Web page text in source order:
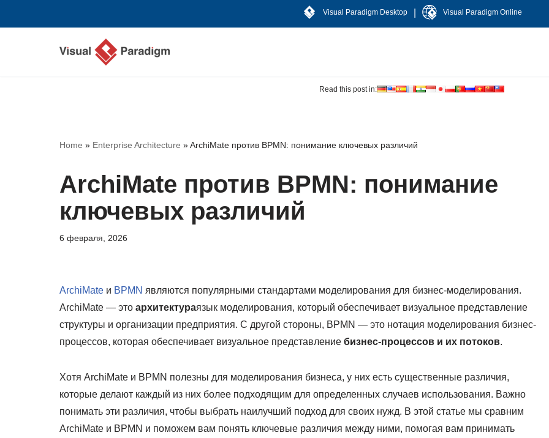
Visual Paradigm Desktop Visual Paradigm Online
Read this post in:
Home » Enterprise Architecture »ArchiMate против BPMN: понимание ключевых различий
ArchiMate против BPMN: понимание
ключевых различий
6 февраля, 2026
ArchiMate и BPMN являются популярными стандартами моделирования для бизнес-моделирования.
ArchiMate — это архитектураязык моделирования, который обеспечивает визуальное представление
структуры и организации предприятия. С другой стороны, BPMN — это нотация моделирования бизнес-
процессов, которая обеспечивает визуальное представление бизнес-процессов и их потоков.
Хотя ArchiMate и BPMN полезны для моделирования бизнеса, у них есть существенные различия,
которые делают каждый из них более подходящим для определенных случаев использования. Важно
понимать эти различия, чтобы выбрать наилучший подход для своих нужд. В этой статье мы сравним
ArchiMate и BPMN и поможем вам понять ключевые различия между ними, помогая вам принимать